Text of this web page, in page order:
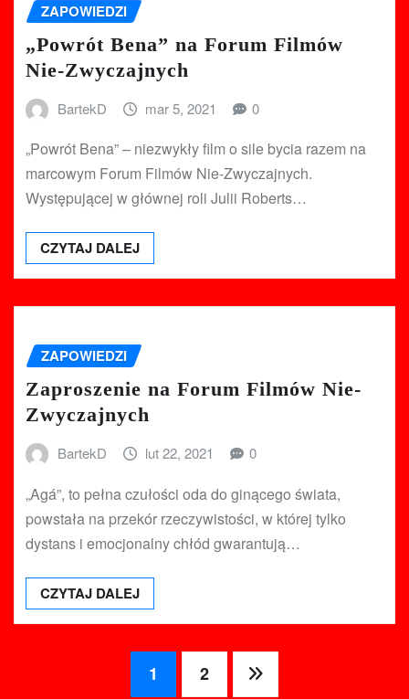
ZAPOWIEDZI
„Powrót Bena” na Forum Filmów
Nie-Zwyczajnych
BartekD mar 5, 2021 0
„Powrót Bena” – niezwykły film o sile bycia razem na
marcowym Forum Filmów Nie-Zwyczajnych.
Występującej w głównej roli Julii Roberts…
CZYTAJ DALEJ
ZAPOWIEDZI
Zaproszenie na Forum Filmów Nie-
Zwyczajnych
BartekD lut 22, 2021 0
„Agá”, to pełna czułości oda do ginącego świata,
powstała na przekór rzeczywistości, w której tylko
dystans i emocjonalny chłód gwarantują…
CZYTAJ DALEJ
Stronicowanie
1 2